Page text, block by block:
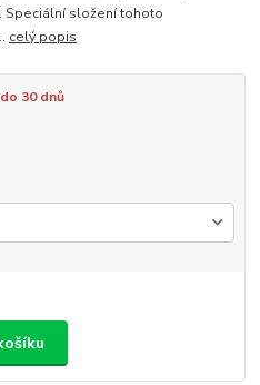
Speciální složení tohoto
celý popis
30 dnů